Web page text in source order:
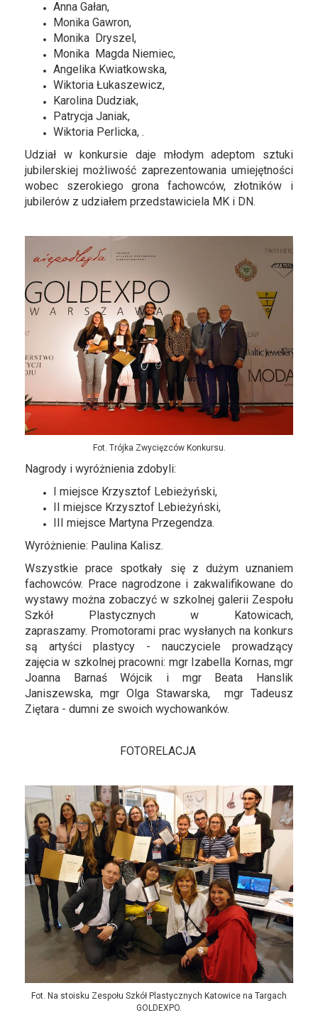
Anna Gałan,
Monika Gawron,
Monika Dryszel,
Monika Magda Niemiec,
Angelika Kwiatkowska,
Wiktoria Łukaszewicz,
Karolina Dudziak,
Patrycja Janiak,
Wiktoria Perlicka, .
Udział w konkursie daje młodym adeptom sztuki
jubilerskiej możliwość zaprezentowania umiejętności
wobec szerokiego grona fachowców, złotników i
jubilerów z udziałem przedstawiciela MK i DN.
Fot. Trójka Zwycięzców Konkursu.
Nagrody i wyróżnienia zdobyli:
I miejsce Krzysztof Lebieżyński,
II miejsce Krzysztof Lebieżyński,
III miejsce Martyna Przegendza.
Wyróżnienie: Paulina Kalisz.
Wszystkie prace spotkały się z dużym uznaniem
fachowców. Prace nagrodzone i zakwalifikowane do
wystawy można zobaczyć w szkolnej galerii Zespołu
Szkół Plastycznych w Katowicach,
zapraszamy. Promotorami prac wysłanych na konkurs
są artyści plastycy - nauczyciele prowadzący
zajęcia w szkolnej pracowni: mgr Izabella Kornas, mgr
Joanna Barnaś Wójcik i mgr Beata Hanslik
Janiszewska, mgr Olga Stawarska, mgr Tadeusz
Ziętara - dumni ze swoich wychowanków.
FOTORELACJA
Fot. Na stoisku Zespołu Szkół Plastycznych Katowice na Targach
GOLDEXPO.